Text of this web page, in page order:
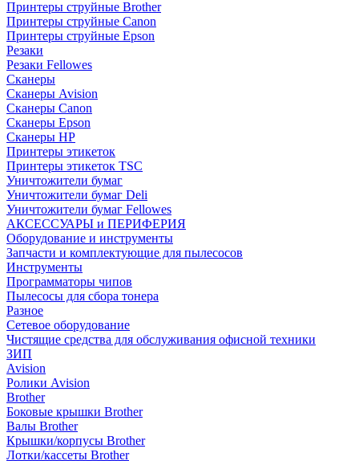
Принтеры струйные Brother
Принтеры струйные Canon
Принтеры струйные Epson
Резаки
Резаки Fellowes
Сканеры
Сканеры Avision
Сканеры Canon
Сканеры Epson
Сканеры HP
Принтеры этикеток
Принтеры этикеток TSC
Уничтожители бумаг
Уничтожители бумаг Deli
Уничтожители бумаг Fellowes
АКСЕССУАРЫ и ПЕРИФЕРИЯ
Оборудование и инструменты
Запчасти и комплектующие для пылесосов
Инструменты
Программаторы чипов
Пылесосы для сбора тонера
Разное
Сетевое оборудование
Чистящие средства для обслуживания офисной техники
ЗИП
Avision
Ролики Avision
Brother
Боковые крышки Brother
Валы Brother
Крышки/корпусы Brother
Лотки/кассеты Brother